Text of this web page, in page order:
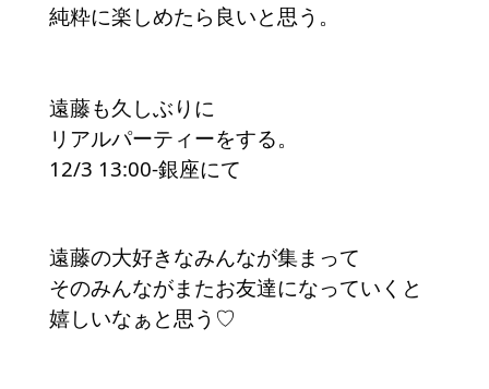
純粋に楽しめたら良いと思う。
遠藤も久しぶりに
リアルパーティーをする。
12/3 13:00-銀座にて
遠藤の大好きなみんなが集まって
そのみんながまたお友達になっていくと
嬉しいなぁと思う♡